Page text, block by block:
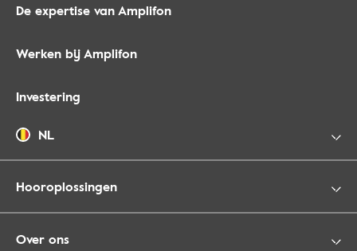
De expertise van Amplifon
Werken bij Amplifon
Investering
NL
Hooroplossingen
Over ons